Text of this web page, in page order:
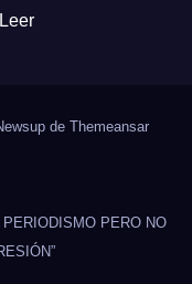
de Themeansar
PERO NO